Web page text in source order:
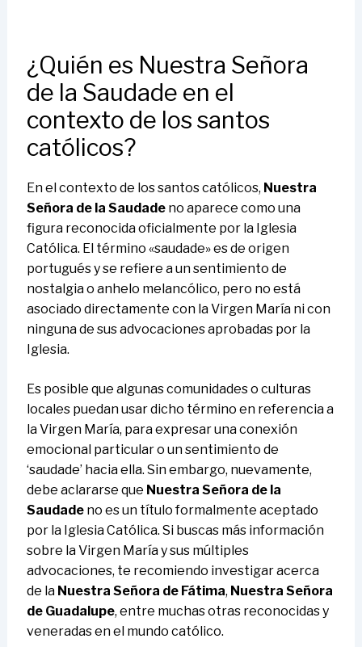
¿Quién es Nuestra Señora
de la Saudade en el
contexto de los santos
católicos?
En el contexto de los santos católicos, Nuestra
Señora de la Saudadeno aparece como una
figura reconocida oficialmente por la Iglesia
Católica. El término «saudade» es de origen
portugués y se refiere a un sentimiento de
nostalgia o anhelo melancólico, pero no está
asociado directamente con la Virgen María ni con
ninguna de sus advocaciones aprobadas por la
Iglesia.
Es posible que algunas comunidades o culturas
locales puedan usar dicho término en referencia a
la Virgen María, para expresar una conexión
emocional particular o un sentimiento de
‘saudade’ hacia ella. Sin embargo, nuevamente,
debe aclararse que Nuestra Señora de la
Saudadeno es un título formalmente aceptado
por la Iglesia Católica. Si buscas más información
sobre la Virgen María y sus múltiples
advocaciones, te recomiendo investigar acerca
de la Nuestra Señora de Fátima, Nuestra Señora
de Guadalupe, entre muchas otras reconocidas y
veneradas en el mundo católico.